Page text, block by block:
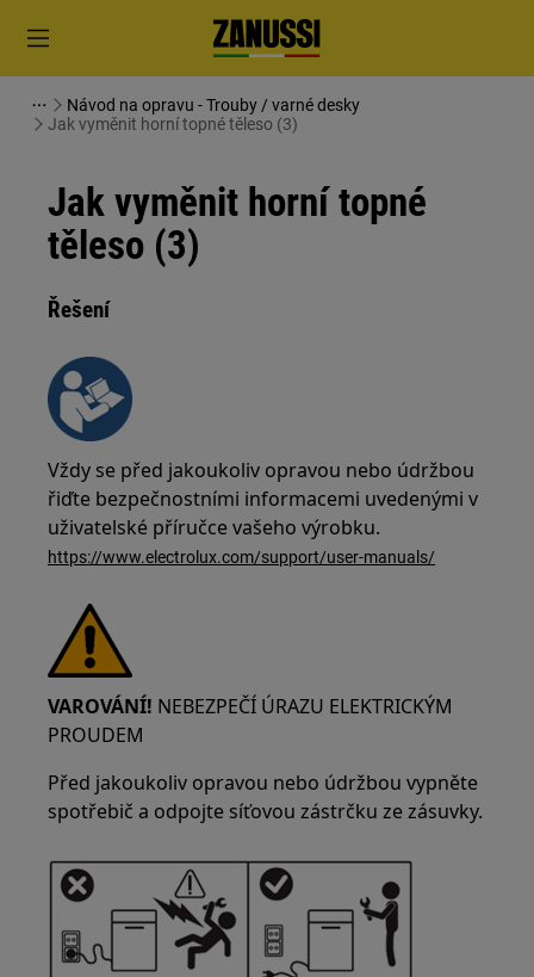
Návod na opravu - Trouby / varné desky
Jak vyměnit horní topné těleso (3)
Jak vyměnit horní topné
těleso (3)
Řešení
Vždy se před jakoukoliv opravou nebo údržbou
řiďte bezpečnostními informacemi uvedenými v
uživatelské příručce vašeho výrobku.
https://www.electrolux.com/support/user-manuals/
VAROVÁNÍ! NEBEZPEČÍ ÚRAZU ELEKTRICKÝM
PROUDEM
Před jakoukoliv opravou nebo údržbou vypněte
spotřebič a odpojte síťovou zástrčku ze zásuvky.